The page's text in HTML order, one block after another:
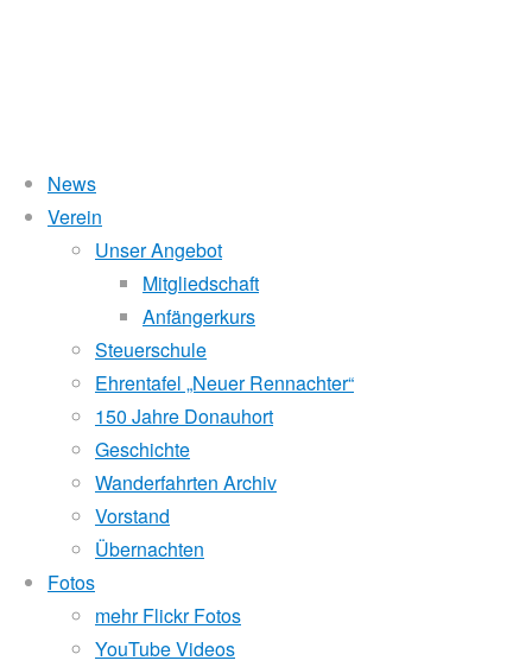
News
Verein
Unser Angebot
Mitgliedschaft
Anfängerkurs
Steuerschule
Ehrentafel „Neuer Rennachter“
150 Jahre Donauhort
Geschichte
Wanderfahrten Archiv
Vorstand
Übernachten
Fotos
mehr Flickr Fotos
YouTube Videos
Pull.
your
distance.
Dezember
Wasserstand Donau
Liegt der Wasserstand in Korneuburg (KORN)
beim Donauhort nicht gerudert.
Pegelstände (DoRIS)
Seichtstellen
Schleusenstatus
Windfinder Kuchelauer Hafen
Mitglied der
Godfrey Donauhort Club Kit